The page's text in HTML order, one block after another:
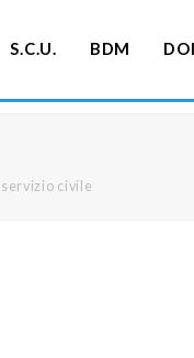
S.C.U. BDM
civile